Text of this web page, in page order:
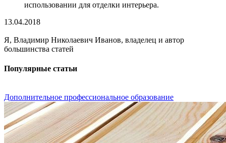
использовании для отделки интерьера.
13.04.2018
Я, Владимир Николаевич Иванов, владелец и автор
большинства статей
Популярные статьи
Дополнительное профессиональное образование